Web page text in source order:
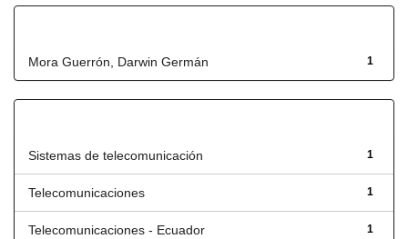
1
Mora Guerrón, Darwin Germán
1
Sistemas de telecomunicación
1
Telecomunicaciones
1
Telecomunicaciones - Ecuador